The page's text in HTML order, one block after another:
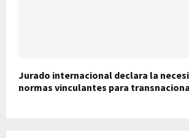
Jurado internacional declara la
normas vinculantes para